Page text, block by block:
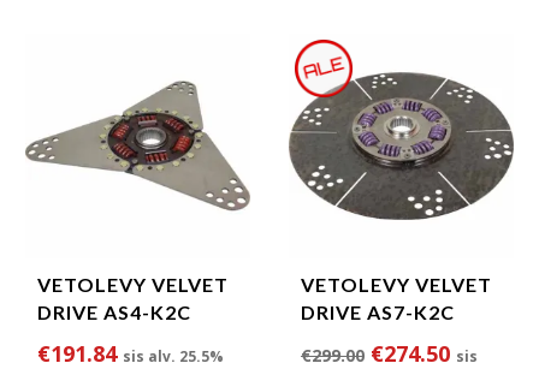
VETOLEVY VELVET
DRIVE AS4-K2C
€191.84 sis alv. 25.5%
VETOLEVY VELVET
DRIVE AS7-K2C
€299.00 Alkuperäinen
€274.50 sis